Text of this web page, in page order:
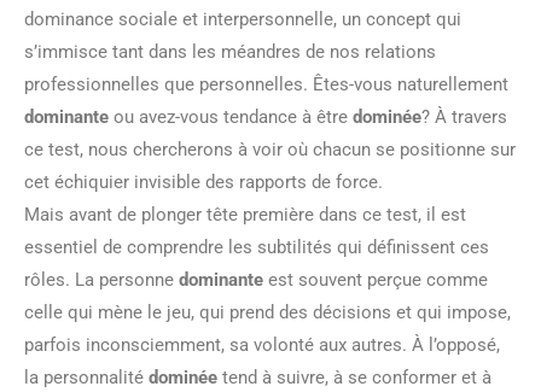
dominance sociale et interpersonnelle, un concept qui
s’immisce tant dans les méandres de nos relations
professionnelles que personnelles. Êtes-vous naturellement
dominante ou avez-vous tendance à être dominée? À travers
ce test, nous chercherons à voir où chacun se positionne sur
cet échiquier invisible des rapports de force.
Mais avant de plonger tête première dans ce test, il est
essentiel de comprendre les subtilités qui définissent ces
rôles. La personne dominante est souvent perçue comme
celle qui mène le jeu, qui prend des décisions et qui impose,
parfois inconsciemment, sa volonté aux autres. À l’opposé,
la personnalité dominée tend à suivre, à se conformer et à